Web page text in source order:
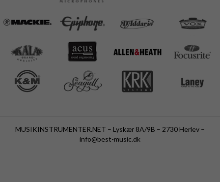
MUSIKINSTRUMENTER.NET – Lyskær 8A/9B – 2730 Herlev –
info@best-music.dk